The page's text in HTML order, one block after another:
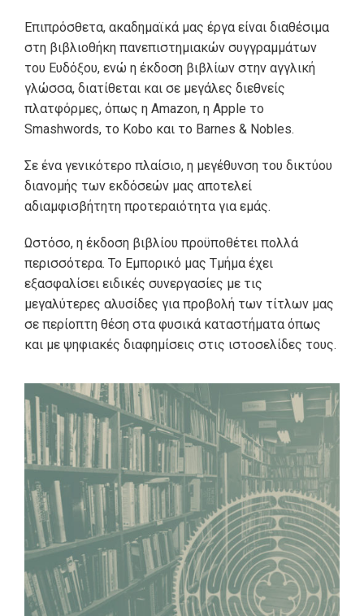
Επιπρόσθετα, ακαδημαϊκά μας έργα είναι διαθέσιμα
στη βιβλιοθήκη πανεπιστημιακών συγγραμμάτων
του Ευδόξου, ενώ η έκδοση βιβλίων στην αγγλική
γλώσσα, διατίθεται και σε μεγάλες διεθνείς
πλατφόρμες, όπως η Amazon, η Apple το
Smashwords, το Kobo και το Barnes & Nobles.
Σε ένα γενικότερο πλαίσιο, η μεγέθυνση του δικτύου
διανομής των εκδόσεών μας αποτελεί
αδιαμφισβήτητη προτεραιότητα για εμάς.
Ωστόσο, η έκδοση βιβλίου προϋποθέτει πολλά
περισσότερα. Το Εμπορικό μας Τμήμα έχει
εξασφαλίσει ειδικές συνεργασίες με τις
μεγαλύτερες αλυσίδες για προβολή των τίτλων μας
σε περίοπτη θέση στα φυσικά καταστήματα όπως
και με ψηφιακές διαφημίσεις στις ιστοσελίδες τους.